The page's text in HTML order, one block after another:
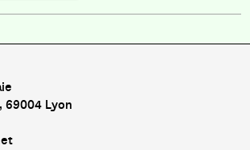
69004 Lyon